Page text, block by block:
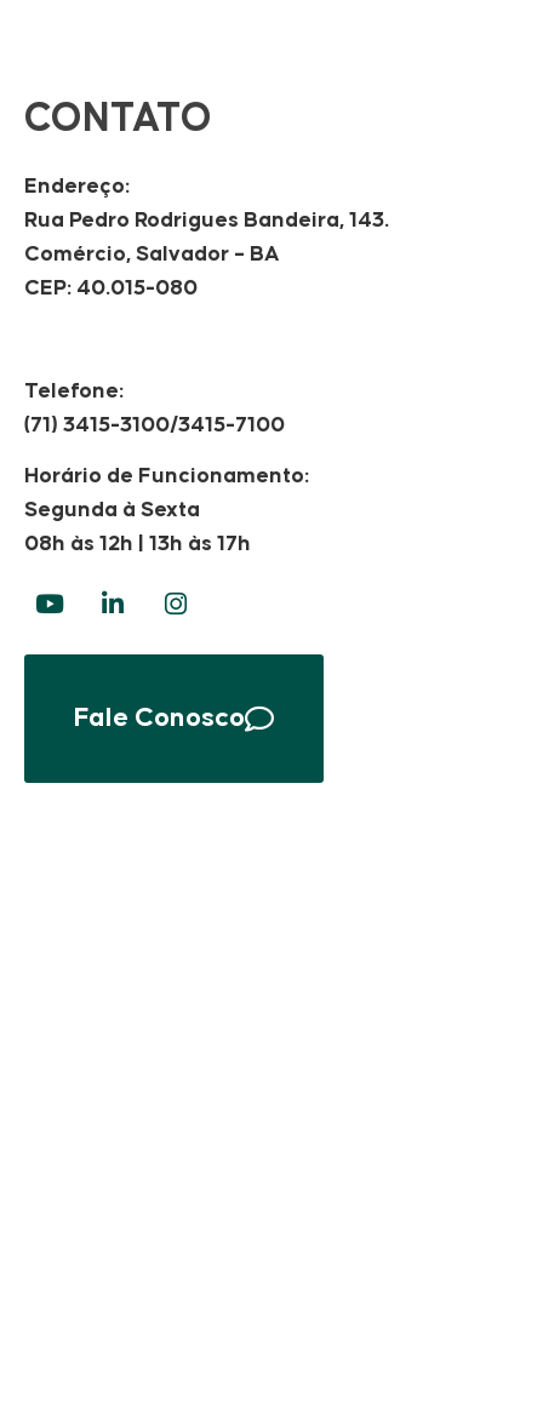
CONTATO
Endereço:
Rua Pedro Rodrigues Bandeira, 143.
Comércio, Salvador – BA
CEP: 40.015-080
Telefone:
(71) 3415-3100/3415-7100
Horário de Funcionamento:
Segunda à Sexta
08h às 12h | 13h às 17h
Fale Conosco